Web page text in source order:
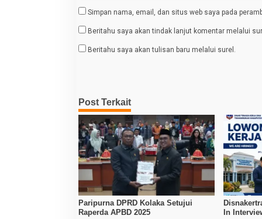
Simpan nama, email, dan situs web saya pada
Beritahu saya akan tindak lanjut komentar melalui
Beritahu saya akan tulisan baru melalui surel.
Post Terkait
Paripurna DPRD Kolaka Setujui
Raperda APBD 2025
In